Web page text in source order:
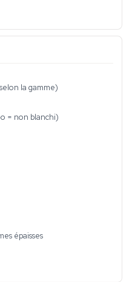
la gamme)
= non blanchi)
épaisses